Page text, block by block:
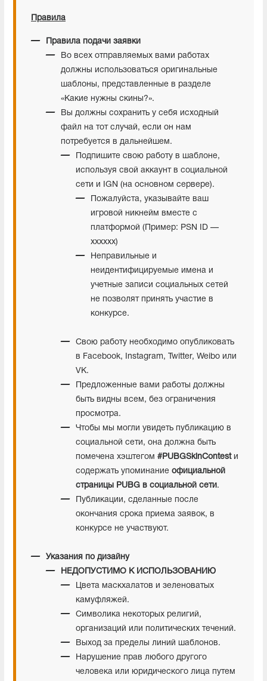
Правила
Правила подачи заявки
Во всех отправляемых вами работах
должны использоваться оригинальные
шаблоны, представленные в разделе
«Какие нужны скины?».
Вы должны сохранить у себя исходный
файл на тот случай, если он нам
потребуется в дальнейшем.
Подпишите свою работу в шаблоне,
используя свой аккаунт в социальной
сети и IGN (на основном сервере).
Пожалуйста, указывайте ваш
игровой никнейм вместе с
платформой (Пример: PSN ID —
xxxxxx)
Неправильные и
неидентифицируемые имена и
учетные записи социальных сетей
не позволят принять участие в
конкурсе.
Свою работу необходимо опубликовать
в Facebook, Instagram, Twitter, Weibo или
VK.
Предложенные вами работы должны
быть видны всем, без ограничения
просмотра.
Чтобы мы могли увидеть публикацию в
социальной сети, она должна быть
помечена хэштегом #PUBGSkinContestи
содержать упоминание официальной
страницы PUBG в социальной сети.
Публикации, сделанные после
окончания срока приема заявок, в
конкурсе не участвуют.
Указания по дизайну
НЕДОПУСТИМО К ИСПОЛЬЗОВАНИЮ
Цвета маскхалатов и зеленоватых
камуфляжей.
Символика некоторых религий,
организаций или политических течений.
Выход за пределы линий шаблонов.
Нарушение прав любого другого
человека или юридического лица путем